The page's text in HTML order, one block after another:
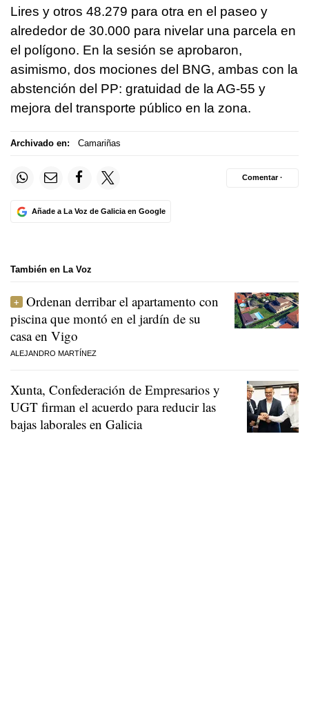
Lires y otros 48.279 para otra en el paseo y
alrededor de 30.000 para nivelar una parcela en
el polígono. En la sesión se aprobaron,
asimismo, dos mociones del BNG, ambas con la
abstención del PP: gratuidad de la AG-55 y
mejora del transporte público en la zona.
Archivado en: Camariñas
Añade a La Voz de Galicia en Google
Comentar ·
También en La Voz
Ordenan derribar el apartamento con
piscina que montó en el jardín de su
casa en Vigo
ALEJANDRO MARTÍNEZ
Xunta, Confederación de Empresarios y
UGT firman el acuerdo para reducir las
bajas laborales en Galicia